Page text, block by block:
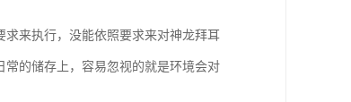
来执行，没能依照要求来对神龙拜耳
的储存上，容易忽视的就是环境会对